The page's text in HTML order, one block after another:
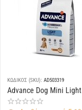
ΚΩΔΙΚΟΣ (SKU): AD503319
Advance Dog Mini